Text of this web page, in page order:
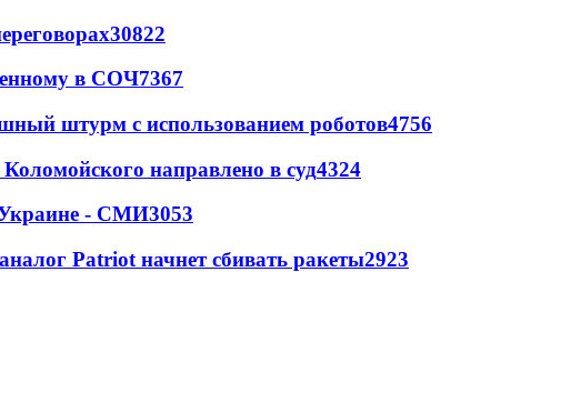
30822
в СОЧ7367
штурм с использованием роботов4756
направлено в суд4324
Украине - СМИ3053
Patriot начнет сбивать ракеты2923